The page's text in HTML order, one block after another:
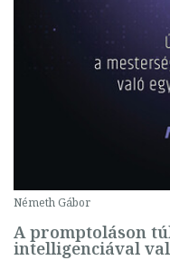
Németh Gábor
A promptoláson
intelligenciával